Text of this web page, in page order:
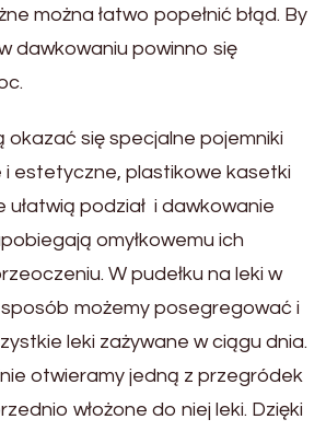
można łatwo popełnić błąd. By
dawkowaniu powinno się
się specjalne pojemniki
i estetyczne, plastikowe kasetki
ułatwią podział i dawkowanie
omyłkowemu ich
W pudełku na leki w
możemy posegregować i
leki zażywane w ciągu dnia.
otwieramy jedną z przegródek
włożone do niej leki. Dzięki